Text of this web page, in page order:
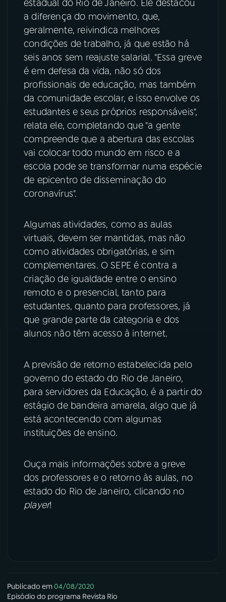
Instagram X
TikTok
estadual do Rio de Janeiro. Ele destacou
a diferença do movimento, que,
geralmente, reivindica melhores
condições de trabalho, já que estão há
seis anos sem reajuste salarial. "Essa greve
é em defesa da vida, não só dos
profissionais de educação, mas também
da comunidade escolar, e isso envolve os
estudantes e seus próprios responsáveis",
relata ele, completando que "a gente
compreende que a abertura das escolas
vai colocar todo mundo em risco e a
escola pode se transformar numa espécie
de epicentro de disseminação do
coronavírus".
Algumas atividades, como as aulas
virtuais, devem ser mantidas, mas não
como atividades obrigatórias, e sim
complementares. O SEPE é contra a
criação de igualdade entre o ensino
remoto e o presencial, tanto para
estudantes, quanto para professores, já
que grande parte da categoria e dos
alunos não têm acesso à internet.
A previsão de retorno estabelecida pelo
governo do estado do Rio de Janeiro,
para servidores da Educação, é a partir do
estágio de bandeira amarela, algo que já
está acontecendo com algumas
instituições de ensino.
Ouça mais informações sobre a greve
dos professores e o retorno às aulas, no
estado do Rio de Janeiro, clicando no
player!
Publicado em04/08/2020
Episódio do programa Revista Rio